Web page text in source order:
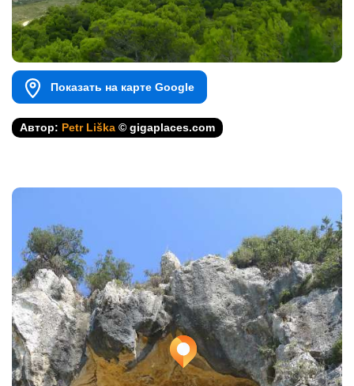
Показать на карте Google
Автор: Petr Liška © gigaplaces.com